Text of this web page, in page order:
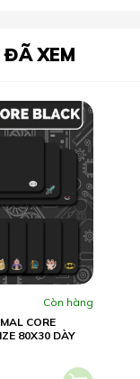
XEM
Còn hàng
CORE
80X30 DÀY